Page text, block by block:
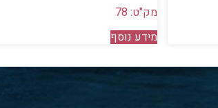
מק"ט: 78
מידע נוסף